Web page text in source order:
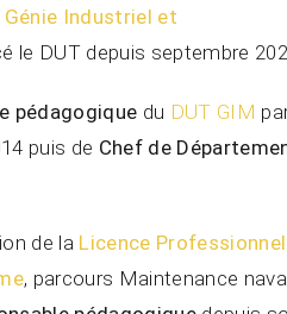
Génie Industriel et
le DUT depuis septembre
pédagogique du DUT GIM
puis de Chef de
de la Licence
, parcours Maintenance